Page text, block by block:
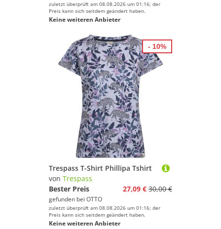
zuletzt überprüft am 08.08.2026 um 01:16; der
Preis kann sich seitdem geändert haben.
Keine weiteren Anbieter
Trespass T-Shirt Phillipa Tshirt
von Trespass
Bester Preis
27,09 € 30,00 €
gefunden bei OTTO
zuletzt überprüft am 08.08.2026 um 01:16; der
Preis kann sich seitdem geändert haben.
Keine weiteren Anbieter
- 10%